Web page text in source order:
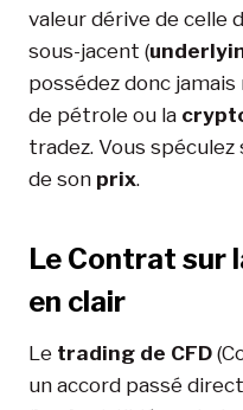
valeur dérive de celle
sous-jacent (
possédez donc
de pétrole ou la
tradez. Vous
de son prix.
Le Contrat sur
en clair
Le trading de CFD
un accord passé